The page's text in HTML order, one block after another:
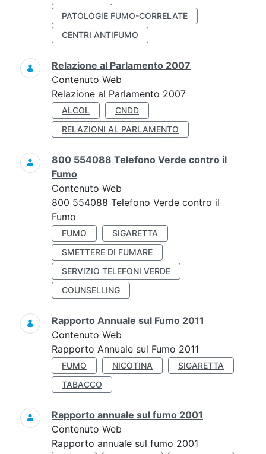
PATOLOGIE FUMO-CORRELATE
CENTRI ANTIFUMO
Relazione al Parlamento 2007
Contenuto Web
Relazione al Parlamento 2007
ALCOL
CNDD
RELAZIONI AL PARLAMENTO
800 554088 Telefono Verde contro il
Fumo
Contenuto Web
800 554088 Telefono Verde contro il
Fumo
FUMO
SIGARETTA
SMETTERE DI FUMARE
SERVIZIO TELEFONI VERDE
COUNSELLING
Rapporto Annuale sul Fumo 2011
Contenuto Web
Rapporto Annuale sul Fumo 2011
FUMO NICOTINA
SIGARETTA
TABACCO
Rapporto annuale sul fumo 2001
Contenuto Web
Rapporto annuale sul fumo 2001